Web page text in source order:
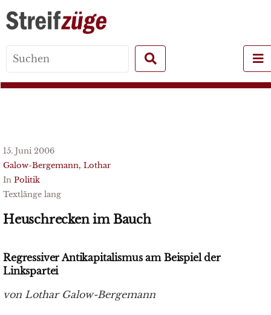
for:
15. Juni 2006
Galow-Bergemann, Lothar
In Politik
Textlänge lang
Heuschrecken im Bauch
Regressiver Antikapitalismus am Beispiel der
Linkspartei
von Lothar Galow-Bergemann